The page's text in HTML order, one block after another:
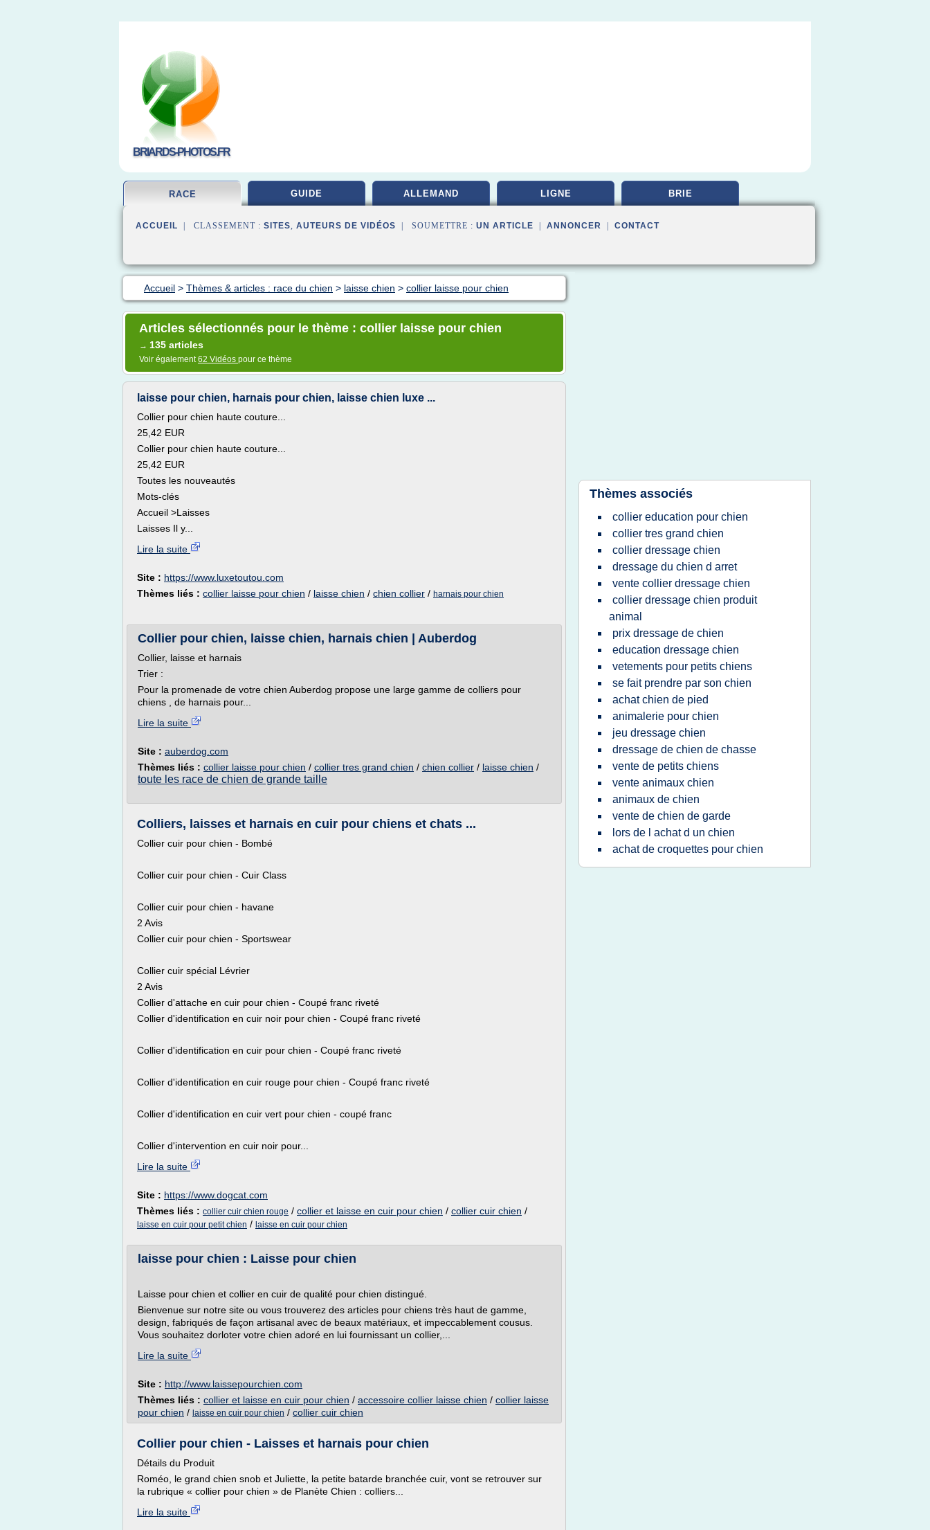
BRIARDS-PHOTOS.FR
RACE GUIDE ALLEMAND LIGNE BRIE
ACCUEIL | CLASSEMENT : SITES, AUTEURS DE VIDÉOS | SOUMETTRE : UN ARTICLE ANNONCER CONTACT
Accueil > Thèmes & articles : race du chien > laisse chien > collier laisse pour chien
Articles sélectionnés pour le thème : collier laisse pour chien
→ 135 articles
Voir également62 Vidéos pour ce thème
laisse pour chien, harnais pour chien, laisse chien luxe ...
Collier pour chien haute couture...
25,42 EUR
Collier pour chien haute couture...
25,42 EUR
Toutes les nouveautés
Mots-clés
Accueil >Laisses
Laisses Il y...
Lire la suite
Site : https://www.luxetoutou.com
Thèmes liés : collier laisse pour chien / laisse chien / chien collier / harnais pour chien
Collier pour chien, laisse chien, harnais chien | Auberdog
Collier, laisse et harnais
Trier :
Pour la promenade de votre chien Auberdog propose une large gamme de colliers pour
chiens , de harnais pour...
Lire la suite
Site : auberdog.com
Thèmes liés : collier laisse pour chien / collier tres grand chien / chien collier / laisse chien /
toute les race de chien de grande taille
Colliers, laisses et harnais en cuir pour chiens et chats ...
Collier cuir pour chien - Bombé
Collier cuir pour chien - Cuir Class
Collier cuir pour chien - havane
2 Avis
Collier cuir pour chien - Sportswear
Collier cuir spécial Lévrier
2 Avis
Collier d'attache en cuir pour chien - Coupé franc riveté
Collier d'identification en cuir noir pour chien - Coupé franc riveté
Collier d'identification en cuir pour chien - Coupé franc riveté
Collier d'identification en cuir rouge pour chien - Coupé franc riveté
Collier d'identification en cuir vert pour chien - coupé franc
Collier d'intervention en cuir noir pour...
Lire la suite
Site : https://www.dogcat.com
Thèmes liés : collier cuir chien rouge / collier et laisse en cuir pour chien / collier cuir chien /
laisse en cuir pour petit chien / laisse en cuir pour chien
laisse pour chien : Laisse pour chien
Laisse pour chien et collier en cuir de qualité pour chien distingué.
Bienvenue sur notre site ou vous trouverez des articles pour chiens très haut de gamme,
design, fabriqués de façon artisanal avec de beaux matériaux, et impeccablement cousus.
Vous souhaitez dorloter votre chien adoré en lui fournissant un collier,...
Lire la suite
Site : http://www.laissepourchien.com
Thèmes liés : collier et laisse en cuir pour chien / accessoire collier laisse chien / collier laisse
pour chien / laisse en cuir pour chien / collier cuir chien
Collier pour chien - Laisses et harnais pour chien
Détails du Produit
Roméo, le grand chien snob et Juliette, la petite batarde branchée cuir, vont se retrouver sur
la rubrique « collier pour chien » de Planète Chien : colliers...
Lire la suite
Thèmes associés
collier education pour chien
collier tres grand chien
collier dressage chien
dressage du chien d arret
vente collier dressage chien
collier dressage chien produit
animal
prix dressage de chien
education dressage chien
vetements pour petits chiens
se fait prendre par son chien
achat chien de pied
animalerie pour chien
jeu dressage chien
dressage de chien de chasse
vente de petits chiens
vente animaux chien
animaux de chien
vente de chien de garde
lors de l achat d un chien
achat de croquettes pour chien